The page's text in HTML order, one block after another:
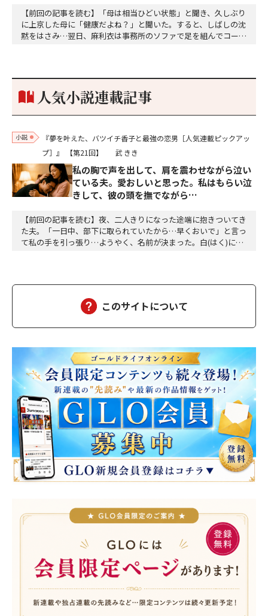
【前回の記事を読む】「母は相当ひどい状態」と聞き、久しぶり
に上京した母に「健康だよね？」と聞いた。すると、しばしの沈
黙をはさみ…翌日、麻利衣は事務所のソファで足を組んでコーヒ
個のサイコロが握られていた。「やはり私はあなたの超…
人気小説連載記事
小説
『夢を叶えた、バツイチ香子と最強の恋男［人気連載ピックアッ
プ］』
【第21回】 武 きき
私の胸で声を出して、肩を震わせながら泣い
ている夫。愛おしいと思った。私はもらい泣
きして、彼の頭を撫でながら…
【前回の記事を読む】夜、二人きりになった途端に抱きついてき
た夫。「一日中、部下に取られていたから…早くおいで」と言っ
て私の手を引っ張り…ようやく、名前が決まった。白(はく)に決
ふふ」「母さんだって、二個食べただろう」「あら、…
このサイトについて